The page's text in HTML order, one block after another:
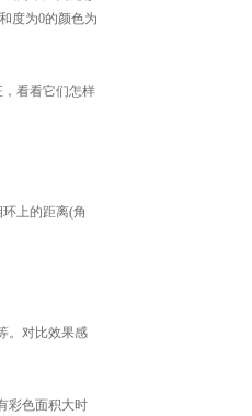
度为0的颜色为
看看它们怎样
上的距离(角
。对比效果感
彩色面积大时